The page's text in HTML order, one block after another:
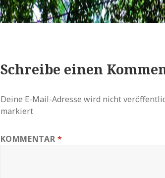
Schreibe einen
Deine E-Mail-Adresse wird nicht
markiert
KOMMENTAR *